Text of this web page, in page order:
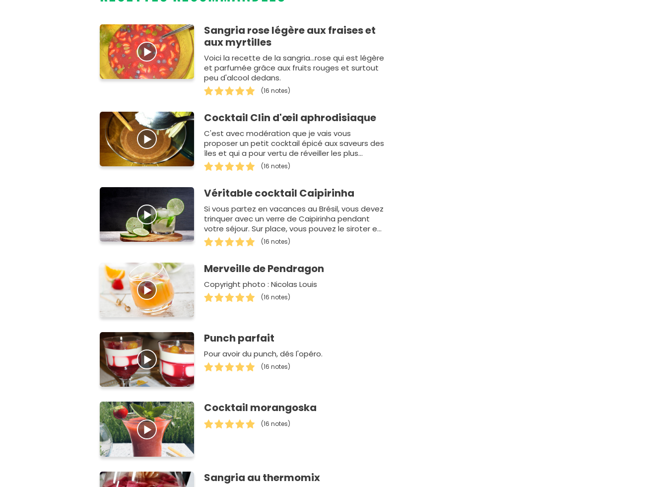
Sangria rose légère aux fraises et
aux myrtilles
Voici la recette de la sangria...rose qui est légère
et parfumée grâce aux fruits rouges et surtout
peu d'alcool dedans.
(16 notes)
Cocktail Clin d'œil aphrodisiaque
C'est avec modération que je vais vous
proposer un petit cocktail épicé aux saveurs des
îles et qui a pour vertu de réveiller les plus
endormis.
(16 notes)
Véritable cocktail Caipirinha
Si vous partez en vacances au Brésil, vous devez
trinquer avec un verre de Caipirinha pendant
votre séjour. Sur place, vous pouvez le siroter en
mange…
(16 notes)
Merveille de Pendragon
Copyright photo : Nicolas Louis
(16 notes)
Punch parfait
Pour avoir du punch, dés l'opéro.
(16 notes)
Cocktail morangoska
(16 notes)
Sangria au thermomix